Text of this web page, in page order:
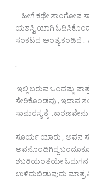
ಹೀಗೆ ಕಥೇ ಸಾಂಗೋಪ
ಯಶಸ್ವಿ ಯಾಗಿ
ಸಂಕಟದ ಅಂತ್ಯ ಕಂಡಿದೆ .
.
ಇಲ್ಲಿ ಬರುವ ಒಂದಷ್ಟು
ಸೇರಿಕೊಂಡವು , ಇದಾವ
ಸಾಮರಸ್ಯ ಕ್ಕೆ
ಸೂರ್ಯ ಯಾರು , ಅವನ
ಅವನೊಂದಿಗಿದ್ದ
ಶಬರಿಯಂತೆಯೇ
ಉಳಿದುಬಿಡುವುದು